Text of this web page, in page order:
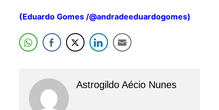
(Eduardo Gomes /@andradeeduardogomes)
Astrogildo Aécio Nunes